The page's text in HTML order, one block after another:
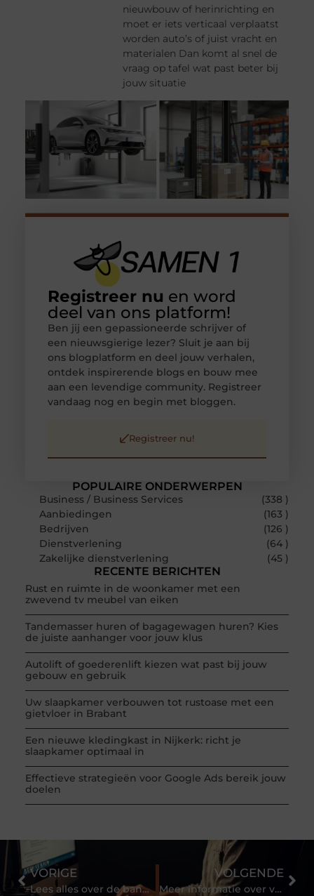
nieuwbouw of herinrichting en
moet er iets verticaal verplaatst
worden auto’s of juist vracht en
materialen Dan komt al snel de
vraag op tafel wat past beter bij
jouw situatie
POPULAIRE ONDERWERPEN
Business / Business Services
(338 )
Aanbiedingen
(163 )
Bedrijven
(126 )
Dienstverlening
(64 )
Zakelijke dienstverlening
(45 )
RECENTE BERICHTEN
Rust en ruimte in de woonkamer met een
zwevend tv meubel van eiken
Tandemasser huren of bagagewagen huren? Kies
de juiste aanhanger voor jouw klus
Autolift of goederenlift kiezen wat past bij jouw
gebouw en gebruik
Uw slaapkamer verbouwen tot rustoase met een
gietvloer in Brabant
Een nieuwe kledingkast in Nijkerk: richt je
slaapkamer optimaal in
Effectieve strategieën voor Google Ads bereik jouw
doelen
Registreer nu en word
deel van ons platform!
Ben jij een gepassioneerde schrijver of
een nieuwsgierige lezer? Sluit je aan bij
ons blogplatform en deel jouw verhalen,
ontdek inspirerende blogs en bouw mee
aan een levendige community. Registreer
vandaag nog en begin met bloggen.
Registreer nu!
VORIGE
Lees alles over de bank vanuit je luie stoel
VOLGENDE
Meer informatie over verschillende heftruckopleidingen